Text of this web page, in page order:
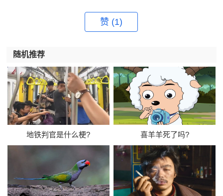
赞 (1)
随机推荐
地铁判官是什么梗? 喜羊羊死了吗?